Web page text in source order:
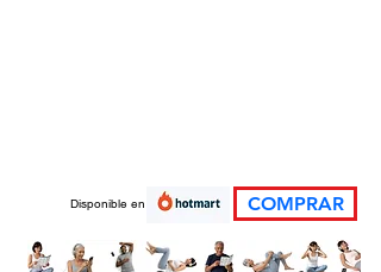
Disponible en COMPRAR